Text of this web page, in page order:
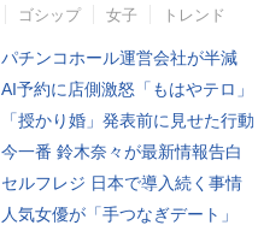
ゴシップ 女子 トレンド
パチンコホール運営会社が半減
AI予約に店側激怒「もはやテロ」
「授かり婚」発表前に見せた行動
今一番 鈴木奈々が最新情報告白
セルフレジ 日本で導入続く事情
人気女優が「手つなぎデート」